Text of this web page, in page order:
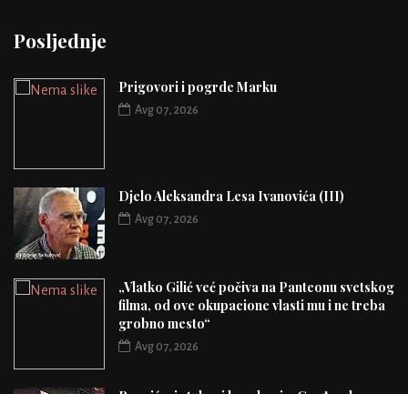
Posljednje
Prigovori i pogrde Marku
Avg 07, 2026
Djelo Aleksandra Lesa Ivanovića (III)
Avg 07, 2026
„Vlatko Gilić već počiva na Panteonu svetskog
filma, od ove okupacione vlasti mu i ne treba
grobno mesto“
Avg 07, 2026